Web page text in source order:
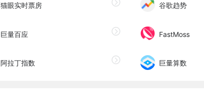
猫眼实时票房 谷歌趋势
巨量百应 FastMoss
阿拉丁指数 巨量算数